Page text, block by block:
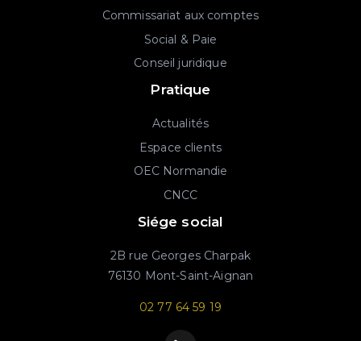
Commissariat aux comptes
Social & Paie
Conseil juridique
Pratique
Actualités
Espace clients
OEC Normandie
CNCC
Siége social
2B rue Georges Charpak
76130 Mont-Saint-Aignan
02 77 64 59 19